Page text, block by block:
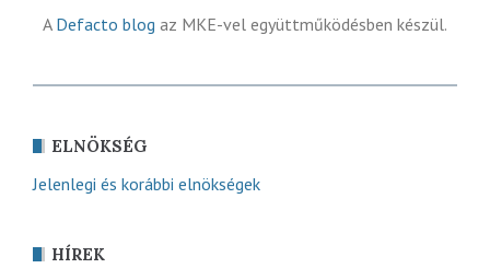
A Defacto blog az MKE-vel együttműködésben készül.
ELNÖKSÉG
Jelenlegi és korábbi elnökségek
HÍREK